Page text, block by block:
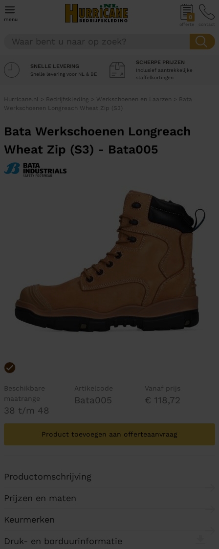
menu 0
offerte contact
SNELLE LEVERING
Snelle levering voor NL & BE
SCHERPE PRIJZEN
Inclusief aantrekkelijke
staffelkortingen
Hurricane.nl > Bedrijfskleding > Werkschoenen en Laarzen > Bata
Werkschoenen Longreach Wheat Zip (S3)
Bata Werkschoenen Longreach
Wheat Zip (S3) - Bata005
Beschikbare
maatrange
38 t/m 48
Artikelcode
Bata005
Vanaf prijs
€ 118,72
Product toevoegen aan offerteaanvraag
Productomschrijving
Prijzen en maten
Keurmerken
Druk- en borduurinformatie